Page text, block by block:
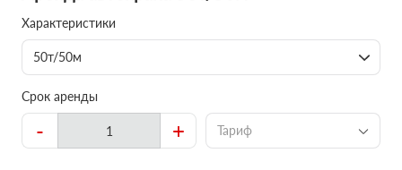
Характеристики
50т/50м
Срок аренды
- + Тариф